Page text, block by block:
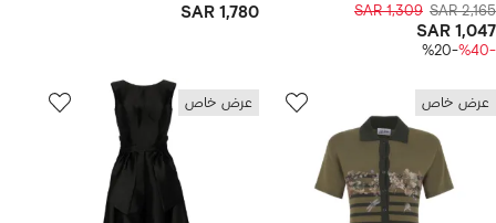
SAR 2,165
SAR 1,309
SAR 1,047
-%40
-%20
SAR 1,780
عرض خاص عرض خاص